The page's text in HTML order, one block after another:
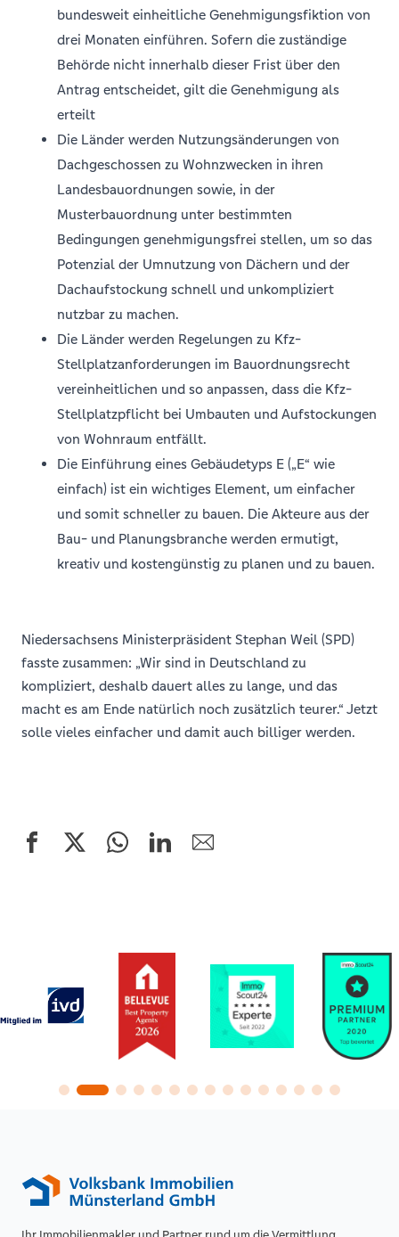
bundesweit einheitliche Genehmigungsfiktion von
drei Monaten einführen. Sofern die zuständige
Behörde nicht innerhalb dieser Frist über den
Antrag entscheidet, gilt die Genehmigung als
erteilt
Die Länder werden Nutzungsänderungen von
Dachgeschossen zu Wohnzwecken in ihren
Landesbauordnungen sowie, in der
Musterbauordnung unter bestimmten
Bedingungen genehmigungsfrei stellen, um so das
Potenzial der Umnutzung von Dächern und der
Dachaufstockung schnell und unkompliziert
nutzbar zu machen.
Die Länder werden Regelungen zu Kfz-
Stellplatzanforderungen im Bauordnungsrecht
vereinheitlichen und so anpassen, dass die Kfz-
Stellplatzpflicht bei Umbauten und Aufstockungen
von Wohnraum entfällt.
Die Einführung eines Gebäudetyps E („E“ wie
einfach) ist ein wichtiges Element, um einfacher
und somit schneller zu bauen. Die Akteure aus der
Bau- und Planungsbranche werden ermutigt,
kreativ und kostengünstig zu planen und zu bauen.
Niedersachsens Ministerpräsident Stephan Weil (SPD)
fasste zusammen: „Wir sind in Deutschland zu
kompliziert, deshalb dauert alles zu lange, und das
macht es am Ende natürlich noch zusätzlich teurer.“ Jetzt
solle vieles einfacher und damit auch billiger werden.